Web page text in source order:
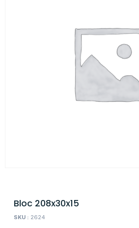
Bloc 208x30x15
SKU : 2624